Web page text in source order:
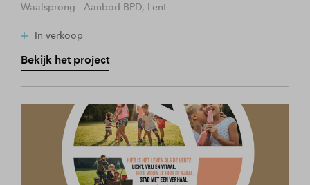
Waalsprong - Aanbod BPD, Lent
In verkoop
Bekijk het project